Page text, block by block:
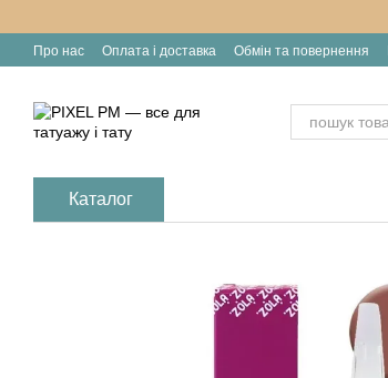
Про нас Оплата і доставка Обмін та повернення
Каталог